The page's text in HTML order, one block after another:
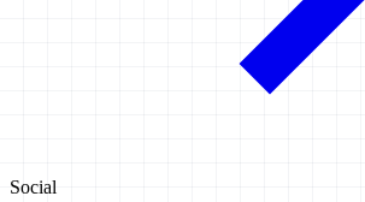
Social